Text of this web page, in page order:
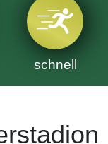
schnell